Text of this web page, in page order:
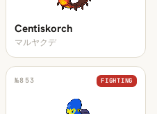
Centiskorch
マルヤクデ
№853 FIGHTING